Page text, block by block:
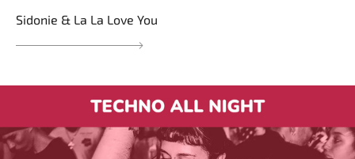
Sidonie & La La Love You